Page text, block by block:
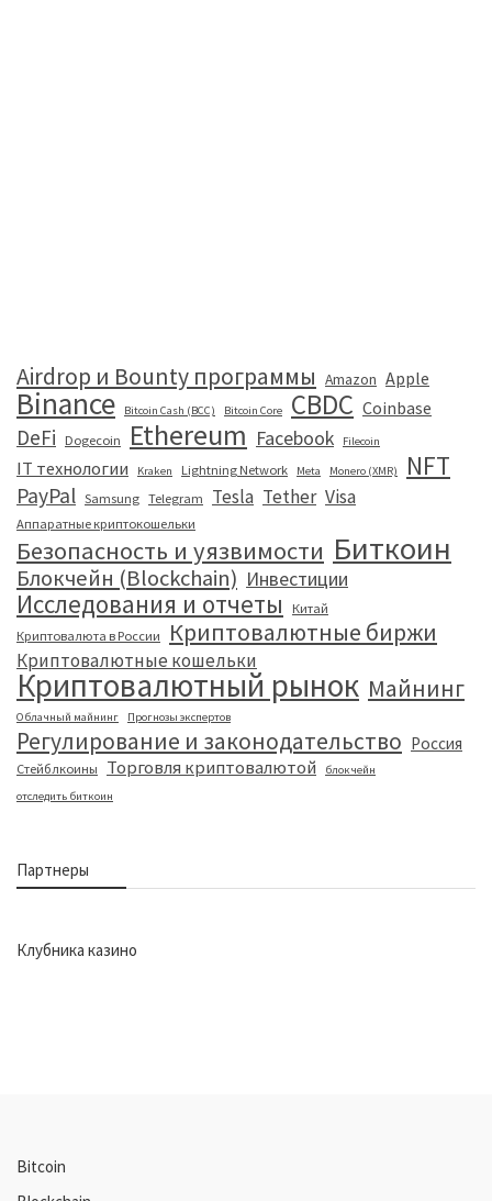
Airdrop и Bounty программы Amazon Apple
Binance Bitcoin Cash (BCC) Bitcoin Core CBDC Coinbase
DeFi Dogecoin Ethereum Facebook Filecoin
IT технологии Kraken Lightning Network Meta Monero (XMR) NFT
PayPal Samsung Telegram Tesla Tether Visa
Аппаратные криптокошельки
Безопасность и уязвимости Биткоин
Блокчейн (Blockchain) Инвестиции
Исследования и отчеты
Китай
Криптовалюта в России
Криптовалютные биржи
Криптовалютные кошельки
Криптовалютный рынок Майнинг
Облачный майнинг Прогнозы экспертов
Регулирование и законодательство Россия
Стейблкоины Торговля криптовалютой
блокчейн
отследить биткоин
Партнеры
Клубника казино
Bitcoin